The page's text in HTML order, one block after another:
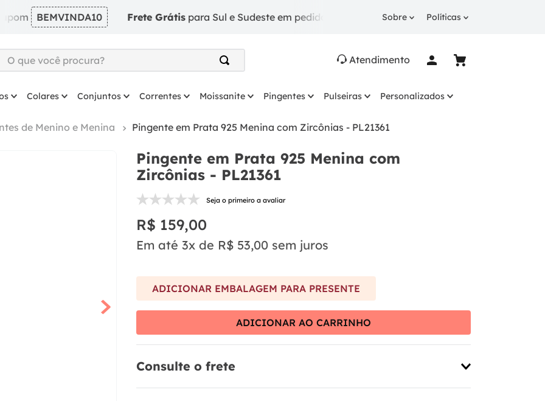
BEMVINDA10 Frete Grátispara Sul e Sudeste em pedidos a partir de R$ 249. 10% OFFna 1ª compra com
Sobre Políticas
O que você procura?
2º
solitário
Atendimento
Colares Conjuntos Correntes Moissanite Pingentes Pulseiras Personalizados
de Menino e Menina Pingente em Prata 925 Menina com Zircônias - PL21361
Pingente em Prata 925 Menina com
Zircônias - PL21361
Seja o primeiro a avaliar
R$ 159,00
Em até 3x de R$ 53,00 sem juros
ADICIONAR EMBALAGEM PARA PRESENTE
ADICIONAR AO CARRINHO
Consulte o frete